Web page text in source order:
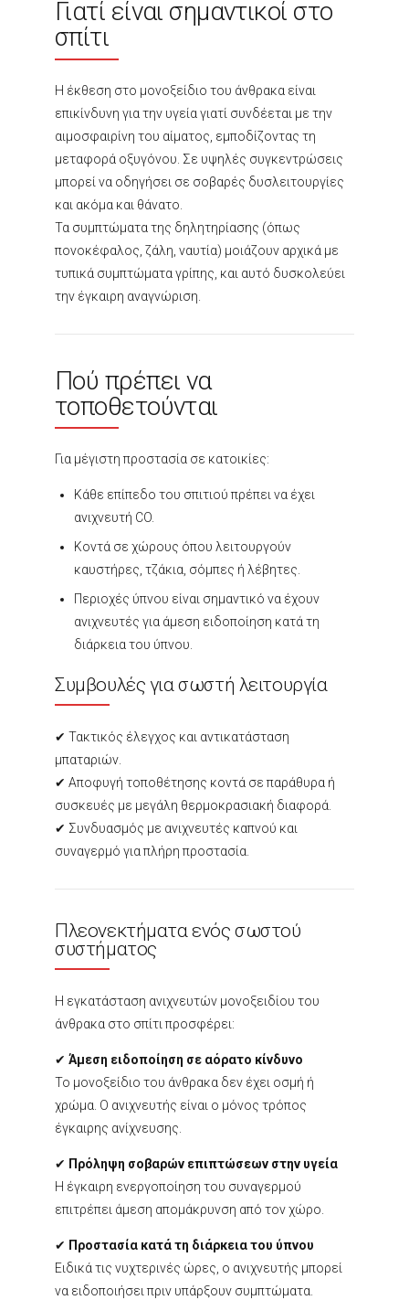
Γιατί είναι σημαντικοί στο
σπίτι
Η έκθεση στο μονοξείδιο του άνθρακα είναι
επικίνδυνη για την υγεία γιατί συνδέεται με την
αιμοσφαιρίνη του αίματος, εμποδίζοντας τη
μεταφορά οξυγόνου. Σε υψηλές συγκεντρώσεις
μπορεί να οδηγήσει σε σοβαρές δυσλειτουργίες
και ακόμα και θάνατο.
Τα συμπτώματα της δηλητηρίασης (όπως
πονοκέφαλος, ζάλη, ναυτία) μοιάζουν αρχικά με
τυπικά συμπτώματα γρίπης, και αυτό δυσκολεύει
την έγκαιρη αναγνώριση.
Πού πρέπει να
τοποθετούνται
Για μέγιστη προστασία σε κατοικίες:
Κάθε επίπεδο του σπιτιού πρέπει να έχει
ανιχνευτή CO.
Κοντά σε χώρους όπου λειτουργούν
καυστήρες, τζάκια, σόμπες ή λέβητες.
Περιοχές ύπνου είναι σημαντικό να έχουν
ανιχνευτές για άμεση ειδοποίηση κατά τη
διάρκεια του ύπνου.
Συμβουλές για σωστή λειτουργία
✔ Τακτικός έλεγχος και αντικατάσταση
μπαταριών.
✔ Αποφυγή τοποθέτησης κοντά σε παράθυρα ή
συσκευές με μεγάλη θερμοκρασιακή διαφορά.
✔ Συνδυασμός με ανιχνευτές καπνού και
συναγερμό για πλήρη προστασία.
Πλεονεκτήματα ενός σωστού
συστήματος
Η εγκατάσταση ανιχνευτών μονοξειδίου του
άνθρακα στο σπίτι προσφέρει:
✔ Άμεση ειδοποίηση σε αόρατο κίνδυνο
Το μονοξείδιο του άνθρακα δεν έχει οσμή ή
χρώμα. Ο ανιχνευτής είναι ο μόνος τρόπος
έγκαιρης ανίχνευσης.
✔ Πρόληψη σοβαρών επιπτώσεων στην υγεία
Η έγκαιρη ενεργοποίηση του συναγερμού
επιτρέπει άμεση απομάκρυνση από τον χώρο.
✔ Προστασία κατά τη διάρκεια του ύπνου
Ειδικά τις νυχτερινές ώρες, ο ανιχνευτής μπορεί
να ειδοποιήσει πριν υπάρξουν συμπτώματα.